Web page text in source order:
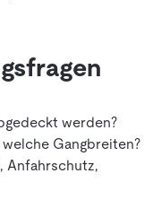
werden?
Gangbreiten?
Anfahrschutz,